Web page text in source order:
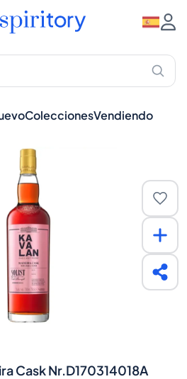
ColeccionesVendiendo
Cask Nr.D170314018A